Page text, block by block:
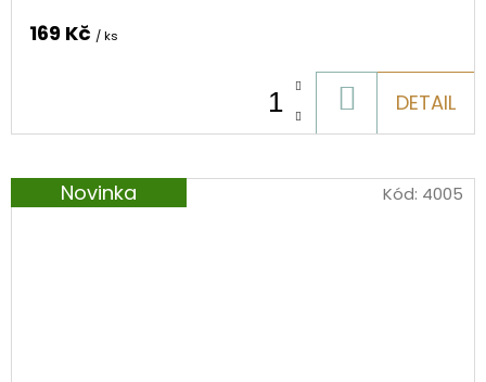
169 Kč / ks
KOŠÍKU
DETAIL
Novinka Kód: 4005